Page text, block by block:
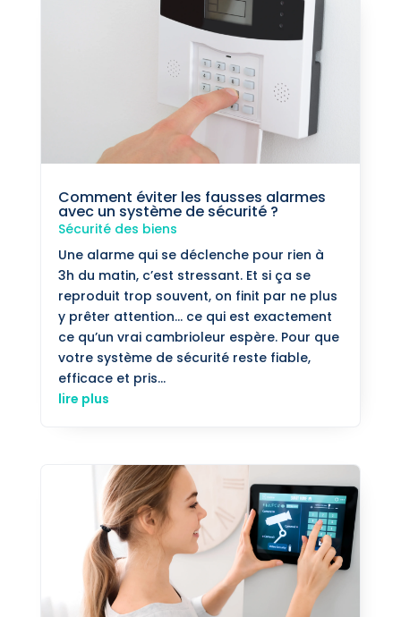
Comment éviter les fausses alarmes
avec un système de sécurité ?
Sécurité des biens
Une alarme qui se déclenche pour rien à
3h du matin, c’est stressant. Et si ça se
reproduit trop souvent, on finit par ne plus
y prêter attention… ce qui est exactement
ce qu’un vrai cambrioleur espère. Pour que
votre système de sécurité reste fiable,
efficace et pris...
lire plus